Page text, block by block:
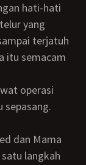
hati-hati
yang
terjatuh
itu semacam
sepasang.
langkah